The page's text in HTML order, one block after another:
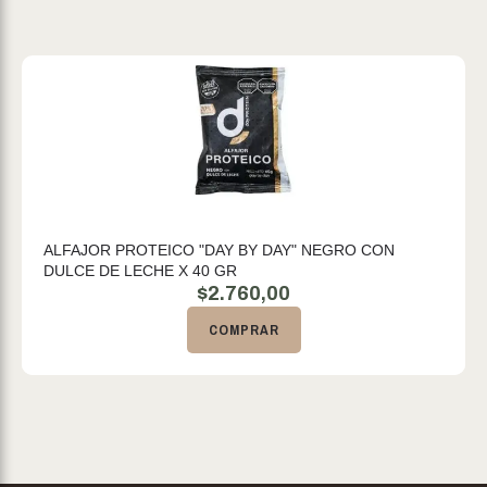
ALFAJOR PROTEICO "DAY BY DAY" NEGRO CON
DULCE DE LECHE X 40 GR
$2.760,00
COMPRAR